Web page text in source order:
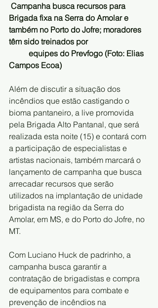
Campanha busca recursos para
Brigada fixa na Serra do Amolar e
também no Porto do Jofre; moradores
têm sido treinados por
Campos Ecoa)
Além de discutir a situação dos
incêndios que estão castigando o
bioma pantaneiro, a live promovida
pela Brigada Alto Pantanal, que será
realizada esta noite (15) e contará com
a participação de especialistas e
artistas nacionais, também marcará o
lançamento de campanha que busca
arrecadar recursos que serão
utilizados na implantação de unidade
brigadista na região da Serra do
Amolar, em MS, e do Porto do Jofre, no
MT.
Com Luciano Huck de padrinho, a
campanha busca garantir a
contratação de brigadistas e compra
de equipamentos para combate e
prevenção de incêndios na